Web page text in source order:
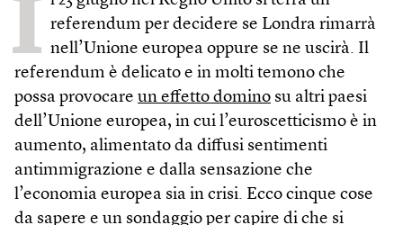
I referendum per decidere se Londra rimarrà
nell’Unione europea oppure se ne uscirà. Il
referendum è delicato e in molti temono che
possa provocare un effetto domino su altri paesi
dell’Unione europea, in cui l’euroscetticismo è in
aumento, alimentato da diffusi sentimenti
antimmigrazione e dalla sensazione che
l’economia europea sia in crisi. Ecco cinque cose
da sapere e un sondaggio per capire di che si